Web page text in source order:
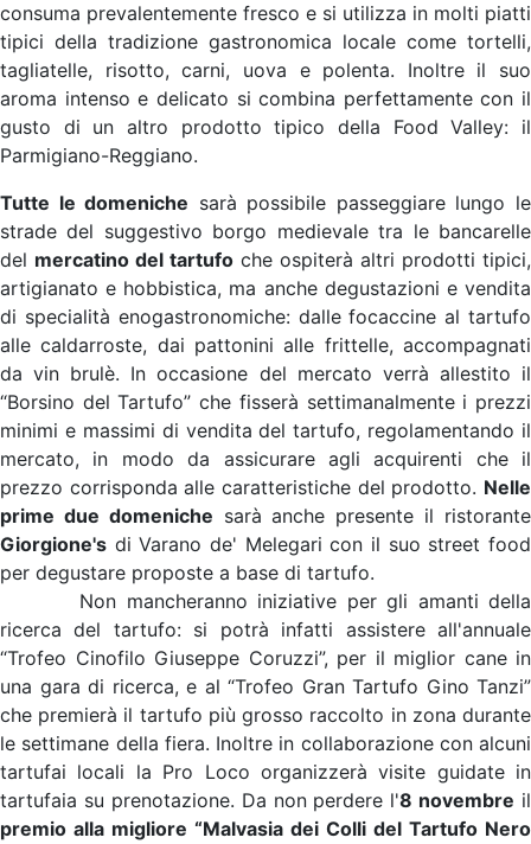
consuma prevalentemente fresco e si utilizza in molti piatti
tipici della tradizione gastronomica locale come tortelli,
tagliatelle, risotto, carni, uova e polenta. Inoltre il suo
aroma intenso e delicato si combina perfettamente con il
gusto di un altro prodotto tipico della Food Valley: il
Parmigiano-Reggiano.
Tutte le domeniche sarà possibile passeggiare lungo le
strade del suggestivo borgo medievale tra le bancarelle
del mercatino del tartufo che ospiterà altri prodotti tipici,
artigianato e hobbistica, ma anche degustazioni e vendita
di specialità enogastronomiche: dalle focaccine al tartufo
alle caldarroste, dai pattonini alle frittelle, accompagnati
da vin brulè. In occasione del mercato verrà allestito il
“Borsino del Tartufo” che fisserà settimanalmente i prezzi
minimi e massimi di vendita del tartufo, regolamentando il
mercato, in modo da assicurare agli acquirenti che il
prezzo corrisponda alle caratteristiche del prodotto. Nelle
prime due domeniche sarà anche presente il ristorante
Giorgione's di Varano de' Melegari con il suo street food
per degustare proposte a base di tartufo.
Non mancheranno iniziative per gli amanti della
ricerca del tartufo: si potrà infatti assistere all'annuale
“Trofeo Cinofilo Giuseppe Coruzzi”, per il miglior cane in
una gara di ricerca, e al “Trofeo Gran Tartufo Gino Tanzi”
che premierà il tartufo più grosso raccolto in zona durante
le settimane della fiera. Inoltre in collaborazione con alcuni
tartufai locali la Pro Loco organizzerà visite guidate in
tartufaia su prenotazione. Da non perdere l'8 novembre il
premio alla migliore “Malvasia dei Colli del Tartufo Nero